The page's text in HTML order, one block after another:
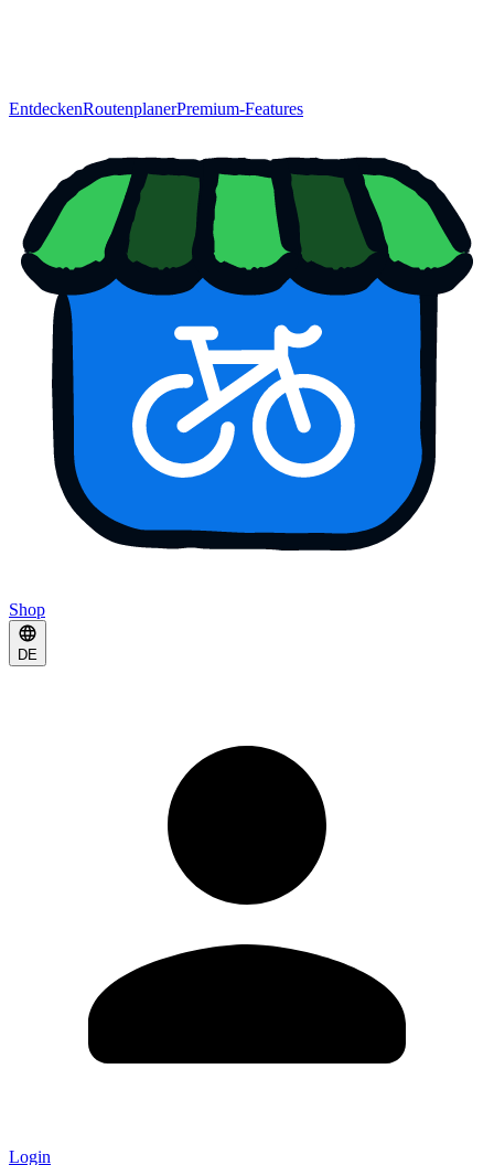
EntdeckenRoutenplanerPremium-Features
Shop
DE
Login